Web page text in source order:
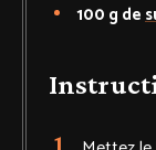
100 g de